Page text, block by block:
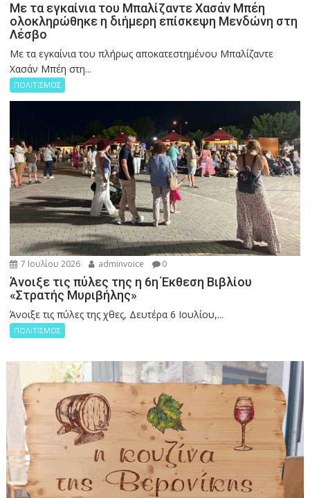
Με τα εγκαίνια του Μπαλίζαντε Χασάν Μπέη
ολοκληρώθηκε η διήμερη επίσκεψη Μενδώνη στη
Λέσβο
Με τα εγκαίνια του πλήρως αποκατεστημένου Μπαλίζαντε
Χασάν Μπέη στη...
ΠΟΛΙΤΙΣΜΟΣ
7 Ιουλίου 2026 adminvoice 0
Άνοιξε τις πύλες της η 6η Έκθεση Βιβλίου
«Στρατής Μυριβήλης»
Άνοιξε τις πύλες της χθες, Δευτέρα 6 Ιουλίου,...
ΠΟΛΙΤΙΣΜΟΣ